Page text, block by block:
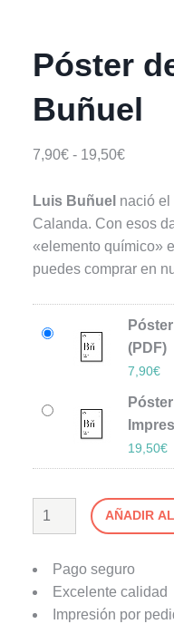
Póster
Buñuel
7,90€ - 19,50€Rango
precios:
desde
7,90€
hasta
Luis Buñuel nació el
Calanda. Con esos
«elemento químico»
puedes comprar en
(PDF)
7,90€
19,50€
AÑADIR
Pago seguro
Excelente calidad
Impresión por